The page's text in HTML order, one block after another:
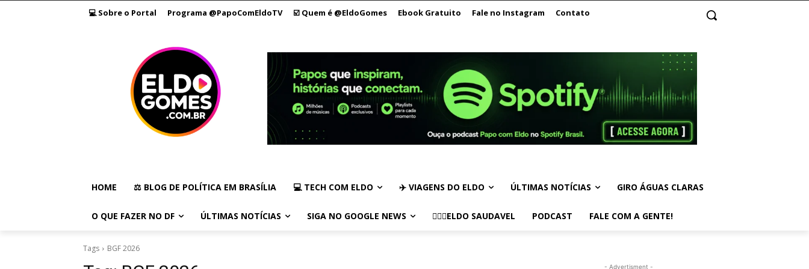
💻 Sobre o Portal Programa @PapoComEldoTV ☑️ Quem é @EldoGomes Ebook Gratuito Fale no Instagram Contato
HOME ⚖️ BLOG DE POLÍTICA EM BRASÍLIA 💻 TECH COM ELDO ✈️ VIAGENS DO ELDO ÚLTIMAS NOTÍCIAS GIRO ÁGUAS CLARAS
O QUE FAZER NO DF ÚLTIMAS NOTÍCIAS SIGA NO GOOGLE NEWS 🏃🏻‍♂️ELDO SAUDAVEL PODCAST FALE COM A GENTE!
Tags BGF 2026
- Advertisment -